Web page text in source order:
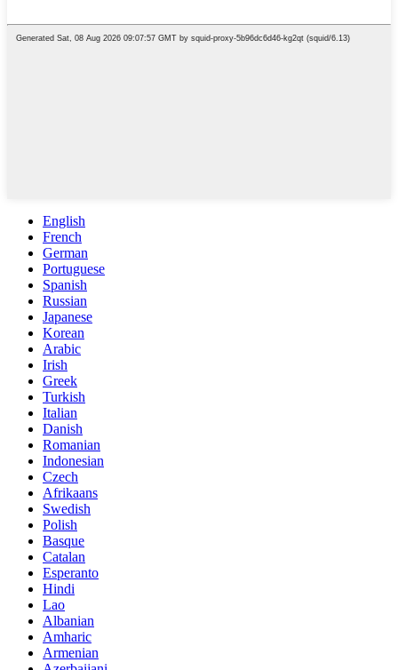
English
French
German
Portuguese
Spanish
Russian
Japanese
Korean
Arabic
Irish
Greek
Turkish
Italian
Danish
Romanian
Indonesian
Czech
Afrikaans
Swedish
Polish
Basque
Catalan
Esperanto
Hindi
Lao
Albanian
Amharic
Armenian